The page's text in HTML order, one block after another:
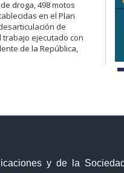
y de la
droga, 498 motos
en el Plan
de
ejecutado con
de la República,